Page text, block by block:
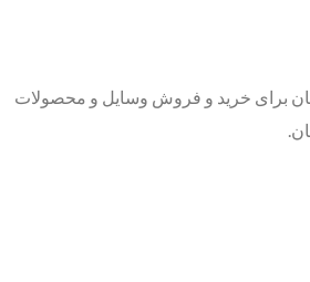
برای خرید و فروش وسایل و محصولات